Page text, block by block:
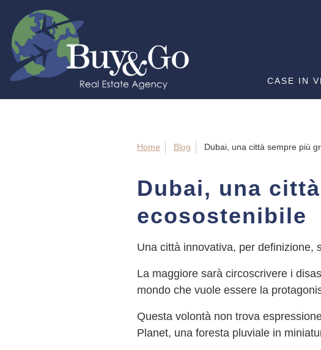
CASE IN
Home Blog Dubai, una città sempre più
Dubai, una
ecosostenibile
Una città innovativa, per definizione,
La maggiore sarà circoscrivere i
mondo che vuole essere la
Questa volontà non trova
Planet, una foresta pluviale in